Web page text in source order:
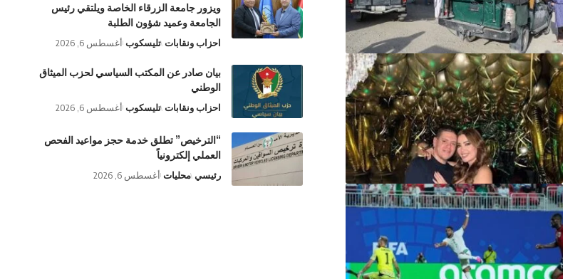
ويزور جامعة الزرقاء الخاصة ويلتقي رئيس
الجامعة وعميد شؤون الطلبة
احزاب ونقابات تليسكوب أغسطس 6, 2026
بيان صادر عن المكتب السياسي لحزب الميثاق
الوطني
احزاب ونقابات تليسكوب أغسطس 6, 2026
“الترخيص” تطلق خدمة حجز مواعيد الفحص
العملي إلكترونياً
رئيسي محليات أغسطس 6, 2026